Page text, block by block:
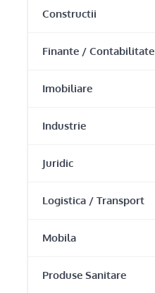
Constructii
Finante / Contabilitate
Imobiliare
Industrie
Juridic
Logistica / Transport
Mobila
Produse Sanitare